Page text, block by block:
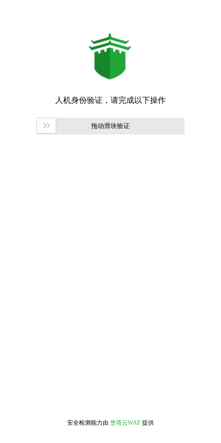
拖动滑块验证
安全检测能力由 堡塔云WAF 提供